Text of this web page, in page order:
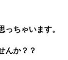
ちゃいます。
んか？？